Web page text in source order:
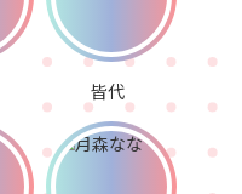
皆代